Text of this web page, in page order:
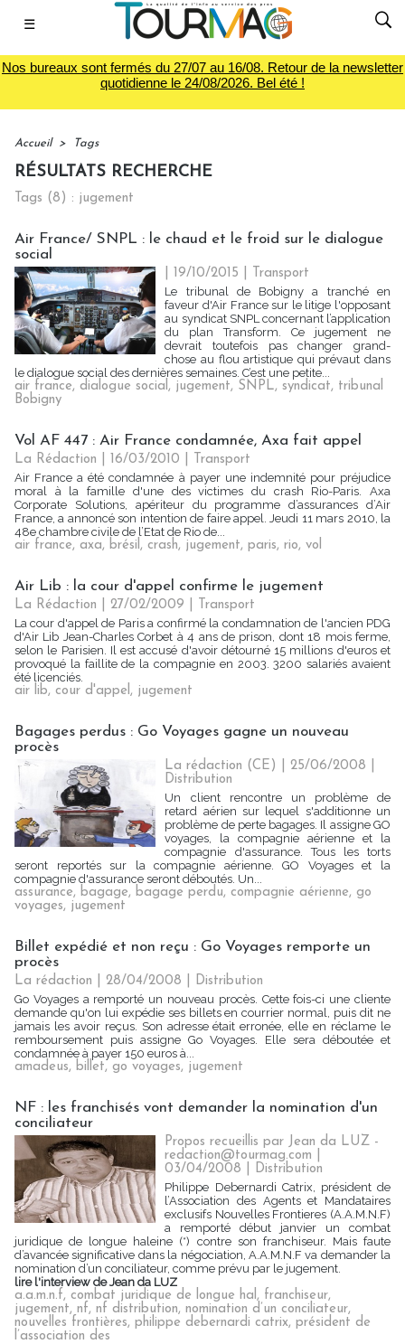
☰
Nos bureaux sont fermés du 27/07 au 16/08. Retour de la newsletter
quotidienne le 24/08/2026. Bel été !
Accueil > Tags
RÉSULTATS RECHERCHE
Tags (8) : jugement
Air France/ SNPL : le chaud et le froid sur le dialogue
social
| 19/10/2015
Transport
Le tribunal de Bobigny a tranché en
faveur d'Air France sur le litige l'opposant
au syndicat SNPL concernant l’application
du plan Transform. Ce jugement ne
devrait toutefois pas changer grand-
chose au flou artistique qui prévaut dans
le dialogue social des dernières semaines. C’est une petite...
air france, dialogue social, jugement, SNPL, syndicat, tribunal
Bobigny
Vol AF 447 : Air France condamnée, Axa fait appel
La Rédaction | 16/03/2010
Transport
Air France a été condamnée à payer une indemnité pour préjudice
moral à la famille d'une des victimes du crash Rio-Paris. Axa
Corporate Solutions, apériteur du programme d’assurances d’Air
France, a annoncé son intention de faire appel. Jeudi 11 mars 2010, la
48e chambre civile de l’Etat de Rio de...
air france, axa, brésil, crash, jugement, paris, rio, vol
Air Lib : la cour d'appel confirme le jugement
La Rédaction | 27/02/2009
Transport
La cour d'appel de Paris a confirmé la condamnation de l'ancien PDG
d'Air Lib Jean-Charles Corbet à 4 ans de prison, dont 18 mois ferme,
selon le Parisien. Il est accusé d'avoir détourné 15 millions d'euros et
provoqué la faillite de la compagnie en 2003. 3200 salariés avaient
été licenciés.
air lib, cour d'appel, jugement
Bagages perdus : Go Voyages gagne un nouveau
procès
La rédaction (CE) | 25/06/2008
Distribution
Un client rencontre un problème de
retard aérien sur lequel s'additionne un
problème de perte bagages. Il assigne GO
voyages, la compagnie aérienne et la
compagnie d'assurance. Tous les torts
seront reportés sur la compagnie aérienne. GO Voyages et la
compagnie d'assurance seront déboutés. Un...
assurance, bagage, bagage perdu, compagnie aérienne, go
voyages, jugement
Billet expédié et non reçu : Go Voyages remporte un
procès
La rédaction | 28/04/2008
Distribution
Go Voyages a remporté un nouveau procès. Cette fois-ci une cliente
demande qu'on lui expédie ses billets en courrier normal, puis dit ne
jamais les avoir reçus. Son adresse était erronée, elle en réclame le
remboursement puis assigne Go Voyages. Elle sera déboutée et
condamnée à payer 150 euros à...
amadeus, billet, go voyages, jugement
NF : les franchisés vont demander la nomination d'un
conciliateur
Propos recueillis par Jean da LUZ -
redaction@tourmag.com |
03/04/2008
Distribution
Philippe Debernardi Catrix, président de
l’Association des Agents et Mandataires
exclusifs Nouvelles Frontieres (A.A.M.N.F)
a remporté début janvier un combat
juridique de longue haleine (*) contre son franchiseur. Mais faute
d’avancée significative dans la négociation, A.A.M.N.F va demander la
nomination d’un conciliateur, comme prévu par le jugement.
lire l'interview de Jean da LUZ
a.a.m.n.f, combat juridique de longue hal, franchiseur,
jugement, nf, nf distribution, nomination d’un conciliateur,
nouvelles frontières, philippe debernardi catrix, président de
l’association des